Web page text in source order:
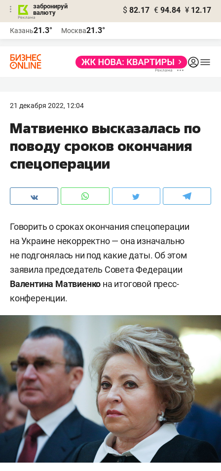
забронируй
валюту
$ 82.17 € 94.84 ¥ 12.17
Казань21.3° Москва21.3°
21 декабря 2022, 12:04
Матвиенко высказалась по
поводу сроков окончания
спецоперации
Говорить о сроках окончания спецоперации
на Украине некорректно — она изначально
не подгонялась ни под какие даты. Об этом
заявила председатель Совета Федерации
Валентина Матвиенко на итоговой пресс-
конференции.